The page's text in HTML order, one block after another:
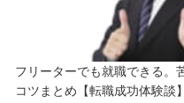
フリーターでも就職できる。
コツまとめ【転職成功体験談】